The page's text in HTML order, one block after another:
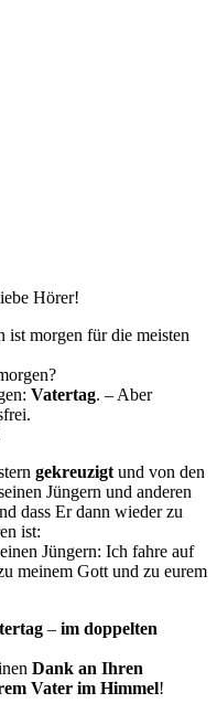
Hörer!
ist morgen für die meisten
Vatertag. – Aber
gekreuzigt und von den
Jüngern und anderen
dass Er dann wieder zu
ist:
Jüngern: Ich fahre auf
meinem Gott und zu eurem
– im doppelten
Dank an Ihren
Vater im Himmel!